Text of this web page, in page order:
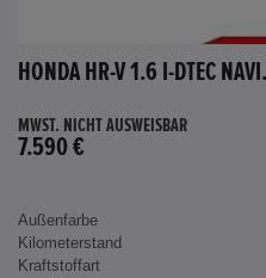
MWST. NICHT AUSWEISBAR
7.590 €
Außenfarbe
Kilometerstand
Kraftstoffart